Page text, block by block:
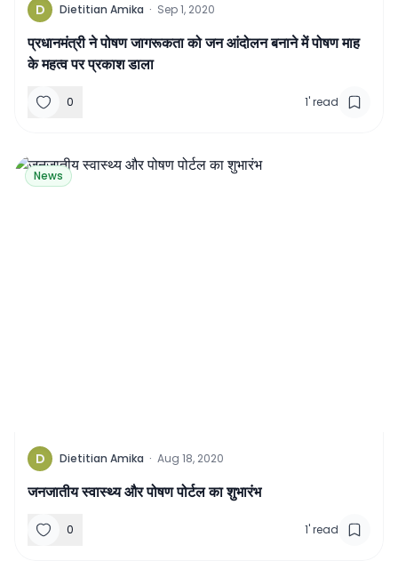
D Dietitian Amika · Sep 1, 2020
प्रधानमंत्री ने पोषण जागरूकता को जन आंदोलन बनाने में पोषण माह
के महत्व पर प्रकाश डाला
0 1'read
News
D Dietitian Amika · Aug 18, 2020
जनजातीय स्वास्थ्य और पोषण पोर्टल का शुभारंभ
0 1'read